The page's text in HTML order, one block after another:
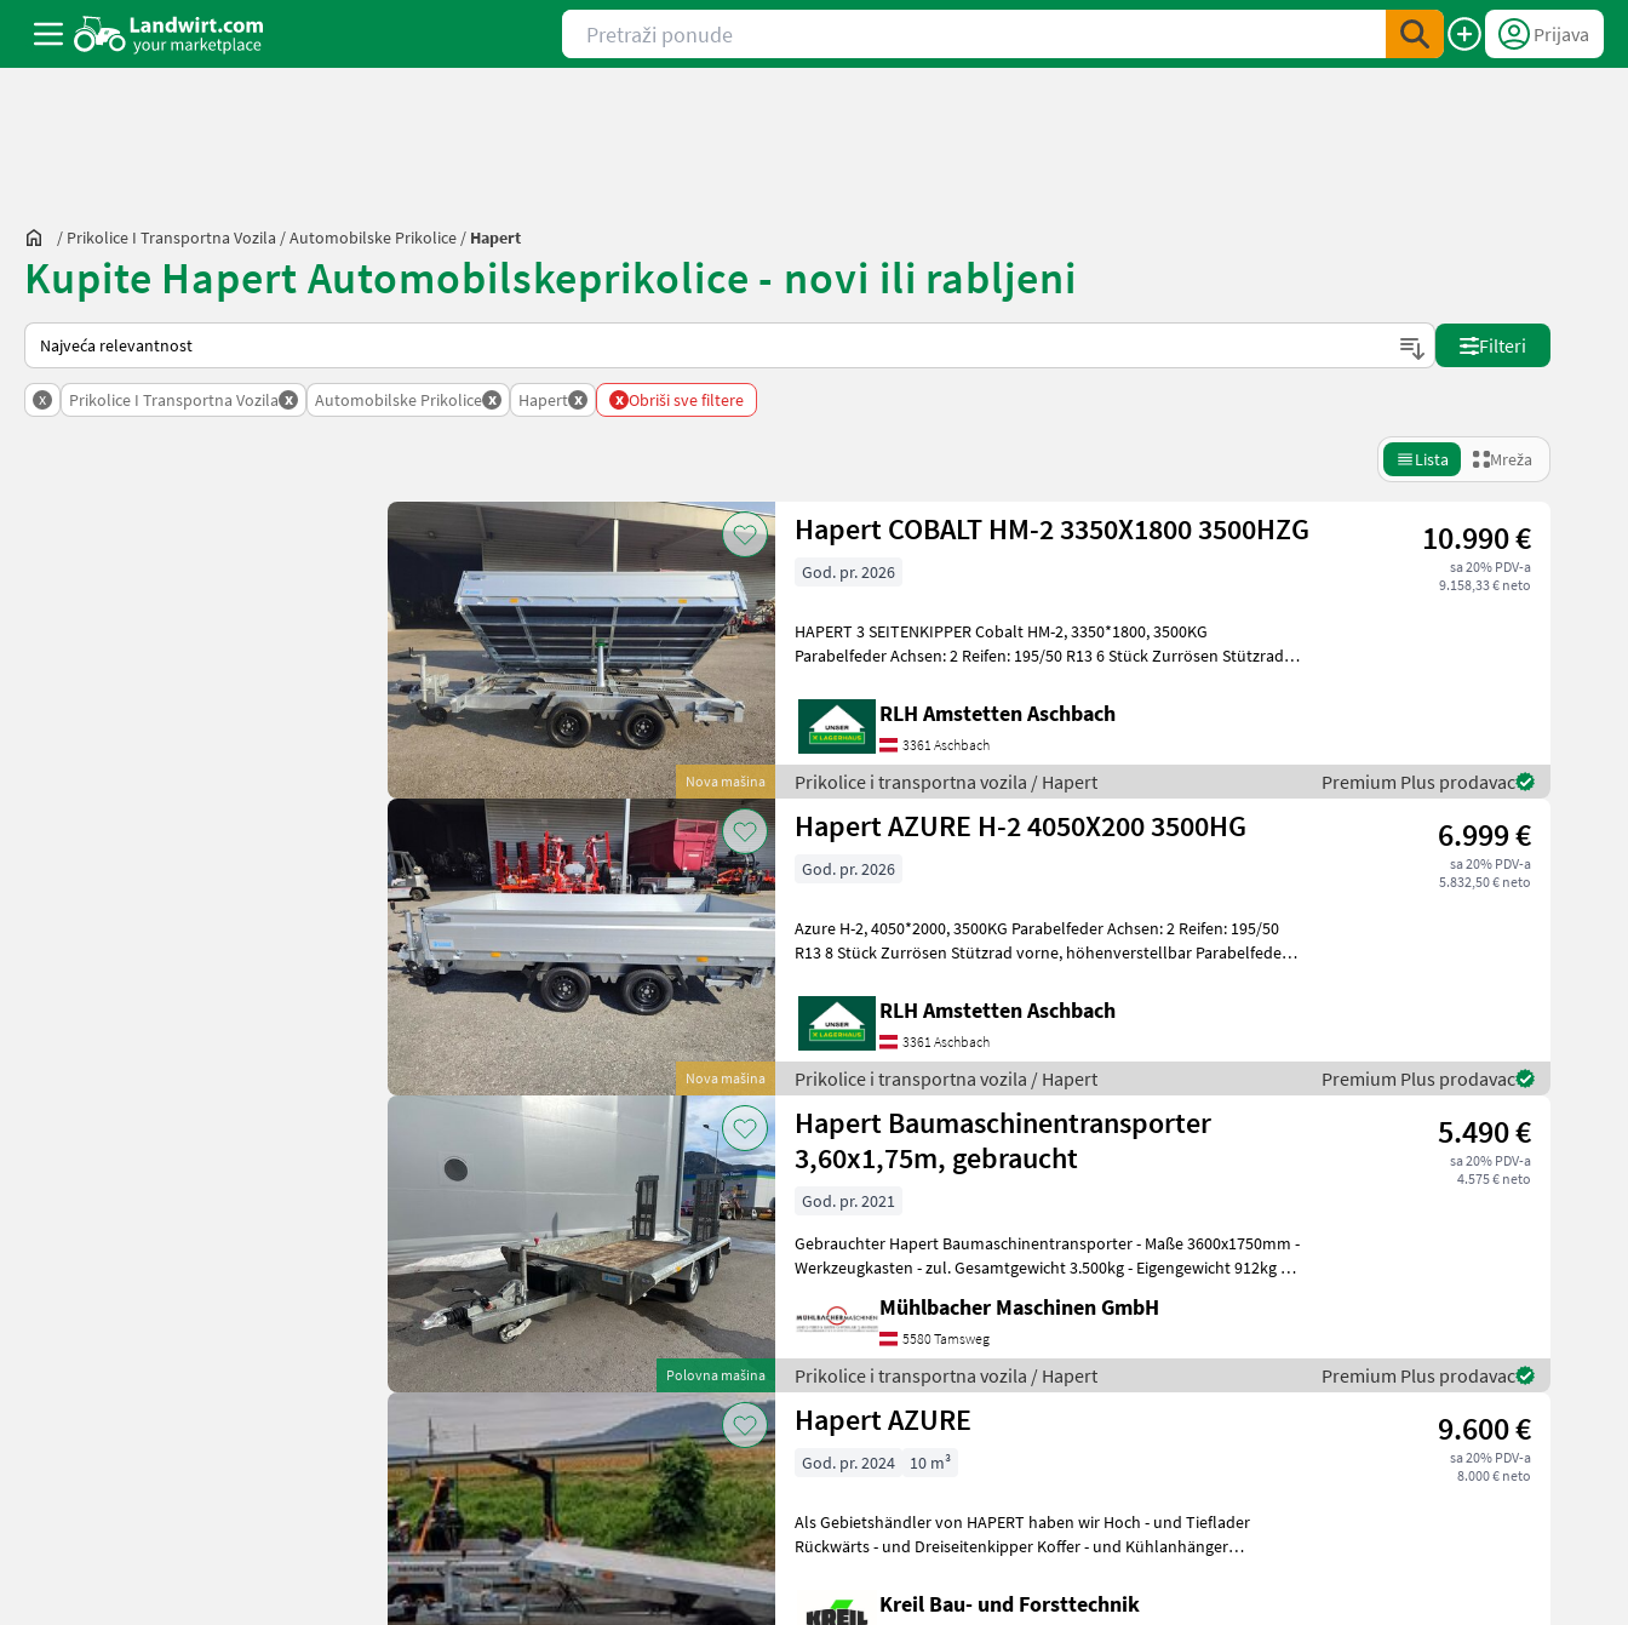
Pretraži ponude
Prijava
/ Prikolice I Transportna Vozila /Automobilske Prikolice / Hapert
Kupite Hapert Automobilskeprikolice - novi ili rabljeni
Način na koji sortira Landwirt.com
Filteri
x Prikolice I Transportna Vozila x Automobilske Prikolice x Hapert x x Obriši sve filtere
Lista Mreža
Nova mašina
Hapert COBALT HM-2 3350X1800 3500HZG 10.990 €
sa 20% PDV-a
9.158,33 € neto
God. pr. 2026
HAPERT 3 SEITENKIPPER Cobalt HM-2, 3350*1800, 3500KG
Parabelfeder Achsen: 2 Reifen: 195/50 R13 6 Stück Zurrösen Stützrad
RLH Amstetten Aschbach
3361 Aschbach
Prikolice i transportna vozila / Hapert Premium Plus prodavac
Nova mašina
Hapert AZURE H-2 4050X200 3500HG 6.999 €
sa 20% PDV-a
5.832,50 € neto
God. pr. 2026
Azure H-2, 4050*2000, 3500KG Parabelfeder Achsen: 2 Reifen: 195/50
R13 8 Stück Zurrösen Stützrad vorne, höhenverstellbar Parabelfeder
RLH Amstetten Aschbach
3361 Aschbach
Prikolice i transportna vozila / Hapert Premium Plus prodavac
Polovna mašina
Hapert Baumaschinentransporter
3,60x1,75m, gebraucht
5.490 €
sa 20% PDV-a
4.575 € neto
God. pr. 2021
Gebrauchter Hapert Baumaschinentransporter - Maße 3600x1750mm -
Werkzeugkasten - zul. Gesamtgewicht 3.500kg - Eigengewicht 912kg -
Mühlbacher Maschinen GmbH
5580 Tamsweg
Prikolice i transportna vozila / Hapert Premium Plus prodavac
Hapert AZURE 9.600 €
sa 20% PDV-a
8.000 € neto
God. pr. 2024 10 m³
Als Gebietshändler von HAPERT haben wir Hoch - und Tieflader
Rückwärts - und Dreiseitenkipper Koffer - und Kühlanhänger
Kreil Bau- und Forsttechnik